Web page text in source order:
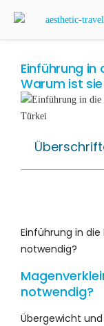
Einführung in
Warum ist
Einführung in
notwendig?
notwendig?
Übergewicht